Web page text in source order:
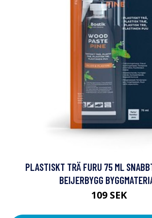
PLASTISKT TRÄ FURU 75 ML
BEIJERBYGG
109 SEK